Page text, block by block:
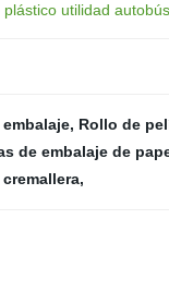
utilidad
, Rollo de
de embalaje de
,